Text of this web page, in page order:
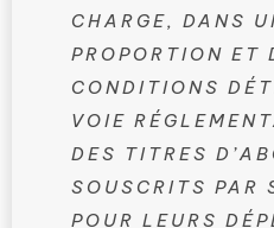
CHARGE, DANS
PROPORTION ET
CONDITIONS
VOIE
DES TITRES
SOUSCRITS PAR
POUR LEURS